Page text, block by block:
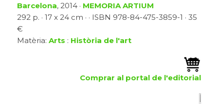
Barcelona, 2014 · MEMORIA ARTIUM
292 p. · 17 x 24 cm · · ISBN 978-84-475-3859-1 · 35
€
Matèria: Arts : Història de l'art
Comprar al portal de l'editorial